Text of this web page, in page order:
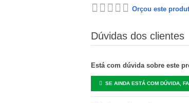
Orçou este
Dúvidas dos clientes
Está com dúvida sobre este
SE AINDA ESTÁ COM DÚVIDA,